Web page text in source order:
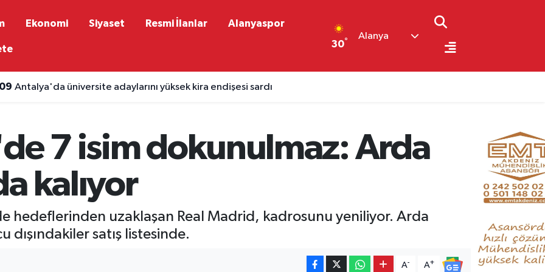
Ekonomi Siyaset Resmi İlanlar Alanyaspor
30°
Alanya
Antalya'da üniversite adaylarını yüksek kira endişesi sardı
7 isim dokunulmaz: Arda
kalıyor
hedeflerinden uzaklaşan Real Madrid, kadrosunu yeniliyor. Arda
dışındakiler satış listesinde.
A- A+